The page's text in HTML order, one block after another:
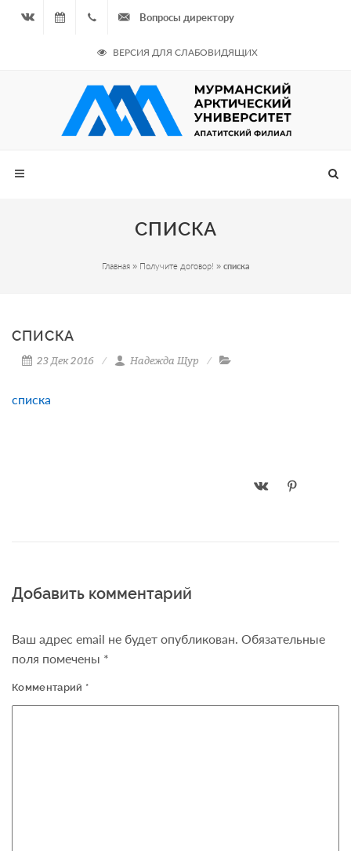
08.08.2026
- Чётная
неделя
964
687
Вопросы директору
ВЕРСИЯ ДЛЯ СЛАБОВИДЯЩИХ
СПИСКА
Главная» Получите договор! » списка
СПИСКА
23 Дек 2016 Надежда Щур
списка
Добавить комментарий
Ваш адрес email не будет опубликован. Обязательные
поля помечены *
Комментарий *